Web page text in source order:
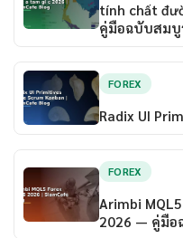
tính chất
คู่มือฉบับสมบู
FOREX
Radix UI
FOREX
Arimbi
2026 — คู่มือ